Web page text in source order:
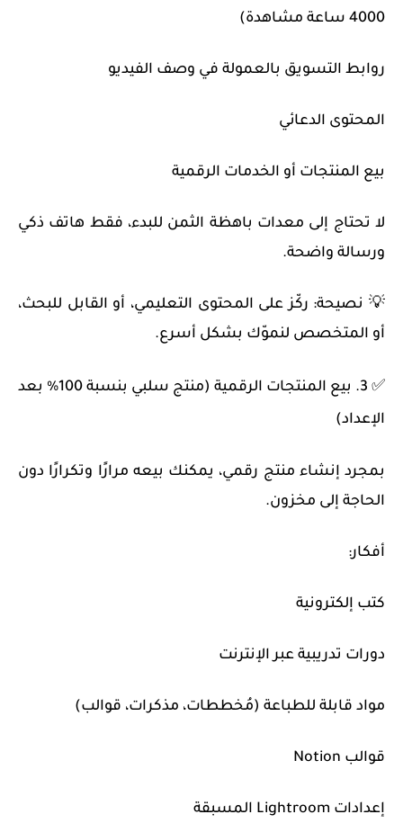
4000 ساعة مشاهدة)
روابط التسويق بالعمولة في وصف الفيديو
المحتوى الدعائي
بيع المنتجات أو الخدمات الرقمية
لا تحتاج إلى معدات باهظة الثمن للبدء، فقط هاتف ذكي
ورسالة واضحة.
💡 نصيحة: ركّز على المحتوى التعليمي، أو القابل للبحث،
أو المتخصص لنموّك بشكل أسرع.
✅ 3. بيع المنتجات الرقمية (منتج سلبي بنسبة 100% بعد
الإعداد)
بمجرد إنشاء منتج رقمي، يمكنك بيعه مرارًا وتكرارًا دون
الحاجة إلى مخزون.
أفكار:
كتب إلكترونية
دورات تدريبية عبر الإنترنت
مواد قابلة للطباعة (مُخططات، مذكرات، قوالب)
قوالب Notion
إعدادات Lightroom المسبقة